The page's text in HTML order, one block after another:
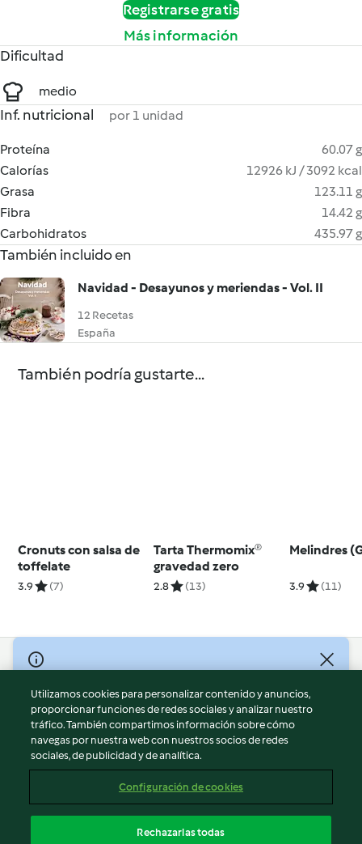
Registrarse gratis
Más información
Dificultad
medio
Inf. nutricional por 1 unidad
Proteína
60.07 g
Calorías
12926 kJ / 3092 kcal
Grasa
123.11 g
Fibra
14.42 g
Carbohidratos
435.97 g
También incluido en
Navidad - Desayunos y meriendas - Vol. II
12 Recetas
España
También podría gustarte...
Cronuts con salsa de
toffelate
3.9 (7)
Tarta Thermomix®
gravedad zero
2.8 (13)
Melindres
3.9 (11)
© Copyright 2026
Términos de uso
Política de privacidad
Aviso legal
Información legal
Reportar contenido
Utilizamos cookies para personalizar contenido y anuncios,
proporcionar funciones de redes sociales y analizar nuestro
tráfico. También compartimos información sobre cómo
navegas por nuestra web con nuestros socios de redes
sociales, de publicidad y de analítica.
Configuración de cookies
Rechazarlas todas